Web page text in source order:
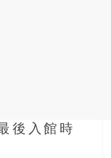
後入館時